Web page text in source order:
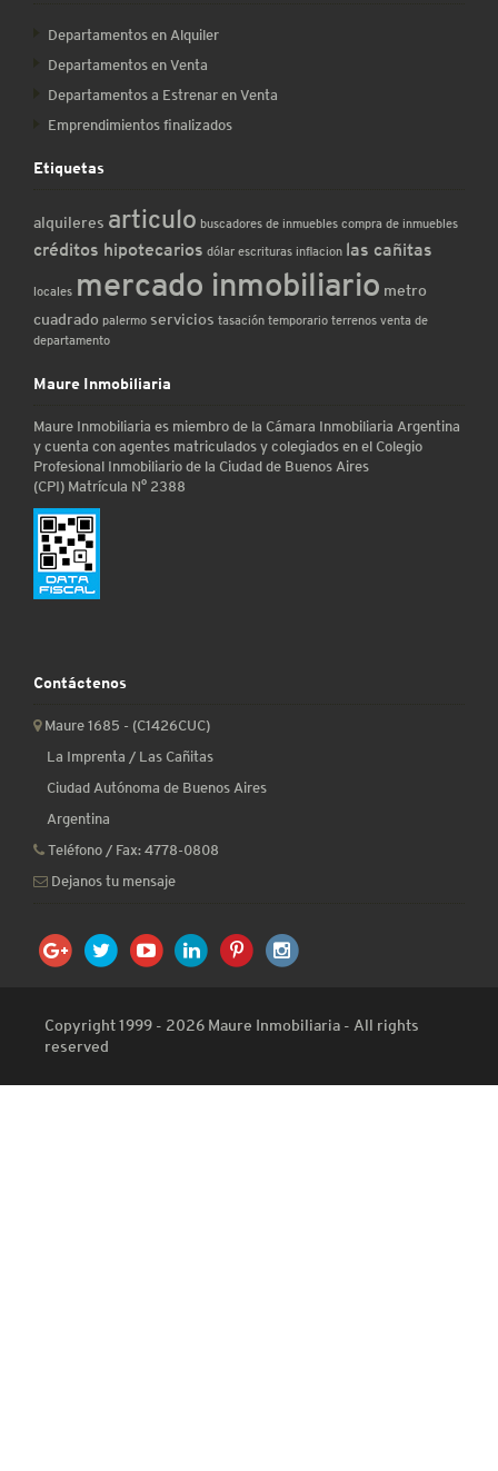
Departamentos en Alquiler
Departamentos en Venta
Departamentos a Estrenar en Venta
Emprendimientos finalizados
Etiquetas
alquileres articulo buscadores de inmuebles compra de inmuebles
créditos hipotecarios dólar escrituras inflacion las cañitas
locales mercado inmobiliario metro
cuadrado palermo servicios tasación temporario terrenos venta de
departamento
Maure Inmobiliaria
Maure Inmobiliaria es miembro de la Cámara Inmobiliaria Argentina
y cuenta con agentes matriculados y colegiados en el Colegio
Profesional Inmobiliario de la Ciudad de Buenos Aires
(CPI) Matrícula N° 2388
Contáctenos
Maure 1685 - (C1426CUC)
La Imprenta / Las Cañitas
Ciudad Autónoma de Buenos Aires
Argentina
Teléfono / Fax:4778-0808
Dejanos tu mensaje
Copyright 1999 - 2026 Maure Inmobiliaria - All rights
reserved